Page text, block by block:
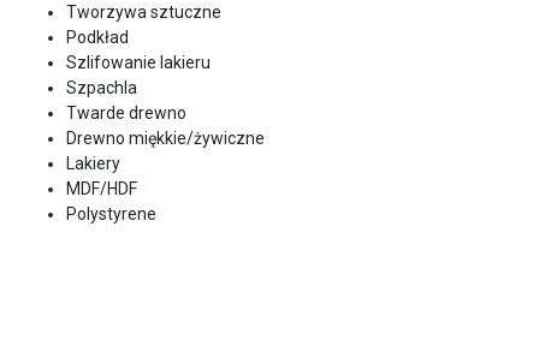
Tworzywa sztuczne
Podkład
Szlifowanie lakieru
Szpachla
Twarde drewno
Drewno miękkie/żywiczne
Lakiery
MDF/HDF
Polystyrene